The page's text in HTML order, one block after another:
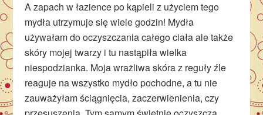
A zapach w łazience po kąpieli z użyciem tego
mydła utrzymuje się wiele godzin! Mydła
używałam do oczyszczania całego ciała ale także
skóry mojej twarzy i tu nastąpiła wielka
niespodzianka. Moja wrażliwa skóra z reguły źle
reaguje na wszystko mydło pochodne, a tu nie
zauważyłam ściągnięcia, zaczerwienienia, czy